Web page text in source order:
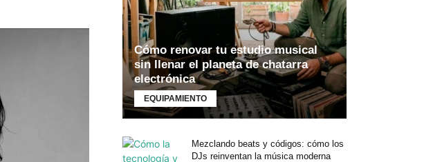
Cómo renovar tu estudio musical
sin llenar el planeta de chatarra
electrónica
EQUIPAMIENTO
Mezclando beats y códigos: cómo los
DJs reinventan la música moderna